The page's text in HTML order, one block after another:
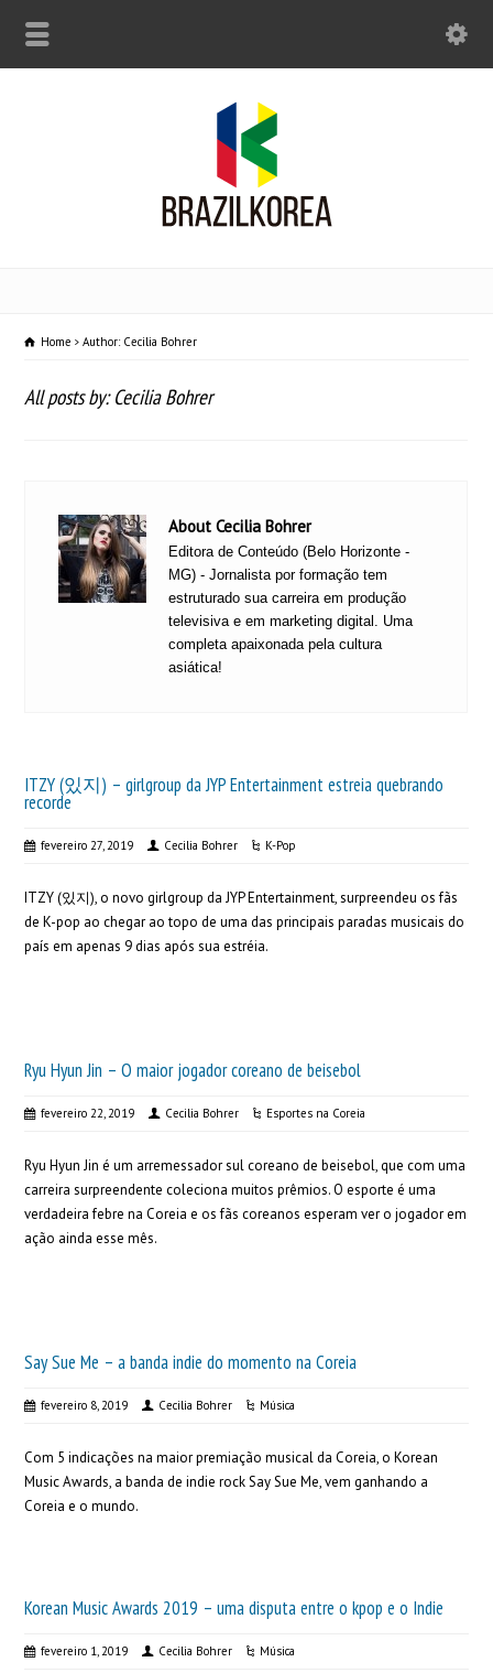
Home Author: Cecilia Bohrer
All posts by: Cecilia Bohrer
About Cecilia Bohrer
Editora de Conteúdo (Belo Horizonte -
MG) - Jornalista por formação tem
estruturado sua carreira em produção
televisiva e em marketing digital. Uma
completa apaixonada pela cultura
asiática!
ITZY (있지) – girlgroup da JYP Entertainment estreia quebrando
recorde
fevereiro 27, 2019 Cecilia Bohrer K-Pop
ITZY (있지), o novo girlgroup da JYP Entertainment, surpreendeu os fãs
de K-pop ao chegar ao topo de uma das principais paradas musicais do
país em apenas 9 dias após sua estréia.
Ryu Hyun Jin – O maior jogador coreano de beisebol
fevereiro 22, 2019 Cecilia Bohrer Esportes na Coreia
Ryu Hyun Jin é um arremessador sul coreano de beisebol, que com uma
carreira surpreendente coleciona muitos prêmios. O esporte é uma
verdadeira febre na Coreia e os fãs coreanos esperam ver o jogador em
ação ainda esse mês.
Say Sue Me – a banda indie do momento na Coreia
fevereiro 8, 2019 Cecilia Bohrer Música
Com 5 indicações na maior premiação musical da Coreia, o Korean
Music Awards, a banda de indie rock Say Sue Me, vem ganhando a
Coreia e o mundo.
Korean Music Awards 2019 – uma disputa entre o kpop e o Indie
fevereiro 1, 2019 Cecilia Bohrer Música